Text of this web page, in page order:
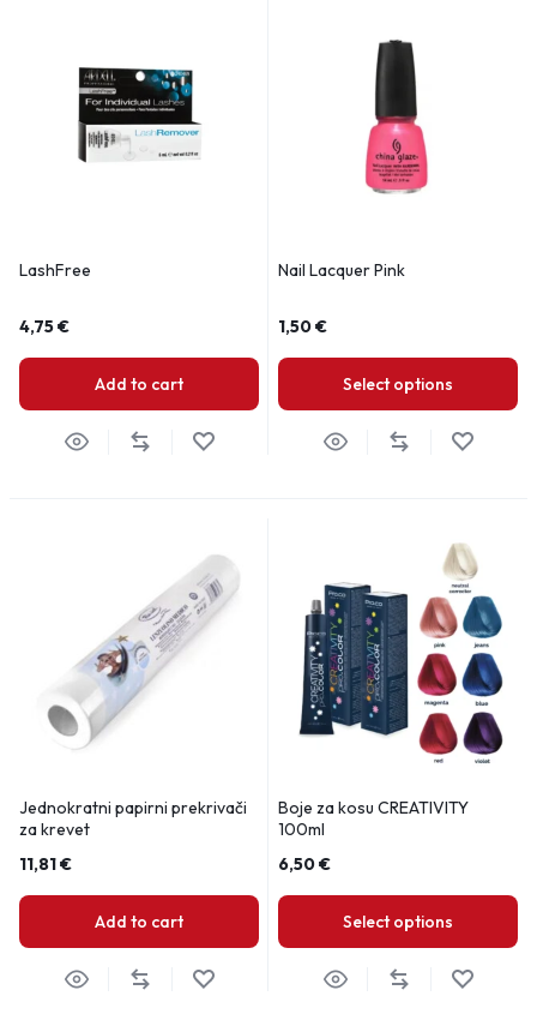
LashFree
4,75€
Add to cart
Nail Lacquer Pink
1,50€
Select options
Jednokratni papirni prekrivači
za krevet
11,81€
Add to cart
Boje za kosu CREATIVITY
100ml
6,50€
Select options